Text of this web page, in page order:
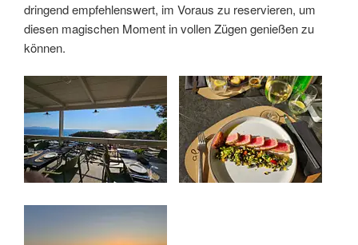
dringend empfehlenswert, im Voraus zu reservieren, um
diesen magischen Moment in vollen Zügen genießen zu
können.